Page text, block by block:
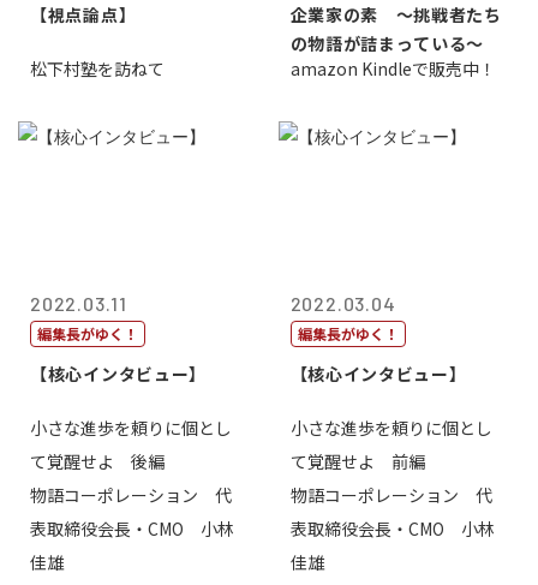
【視点論点】
松下村塾を訪ねて
企業家の素 〜挑戦者たち
の物語が詰まっている〜
amazon Kindleで販売中！
2022.03.11
編集長がゆく！
【核心インタビュー】
小さな進歩を頼りに個とし
て覚醒せよ 後編
物語コーポレーション 代
表取締役会長・CMO 小林
佳雄
2022.03.04
編集長がゆく！
【核心インタビュー】
小さな進歩を頼りに個とし
て覚醒せよ 前編
物語コーポレーション 代
表取締役会長・CMO 小林
佳雄